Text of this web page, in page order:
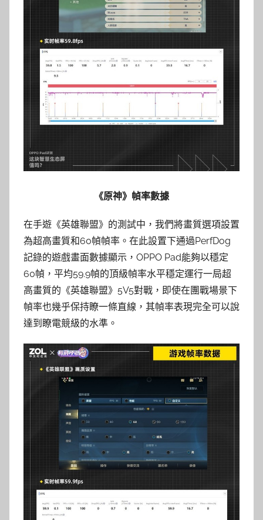
《原神》幀率數據
在手遊《英雄聯盟》的測試中，我們將畫質選項設置
為超高畫質和60幀幀率。在此設置下通過PerfDog
記錄的遊戲畫面數據顯示，OPPO Pad能夠以穩定
60幀，平均59.9幀的頂級幀率水平穩定運行一局超
高畫質的《英雄聯盟》5V5對戰，即使在團戰場景下
幀率也幾乎保持瞭一條直線，其幀率表現完全可以說
達到瞭電競級的水準。